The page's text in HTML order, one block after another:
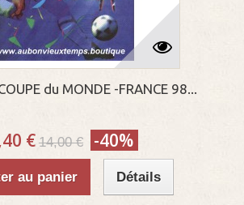
du MONDE -FRANCE 98...
€ 14,00 € -40%
au panier Détails